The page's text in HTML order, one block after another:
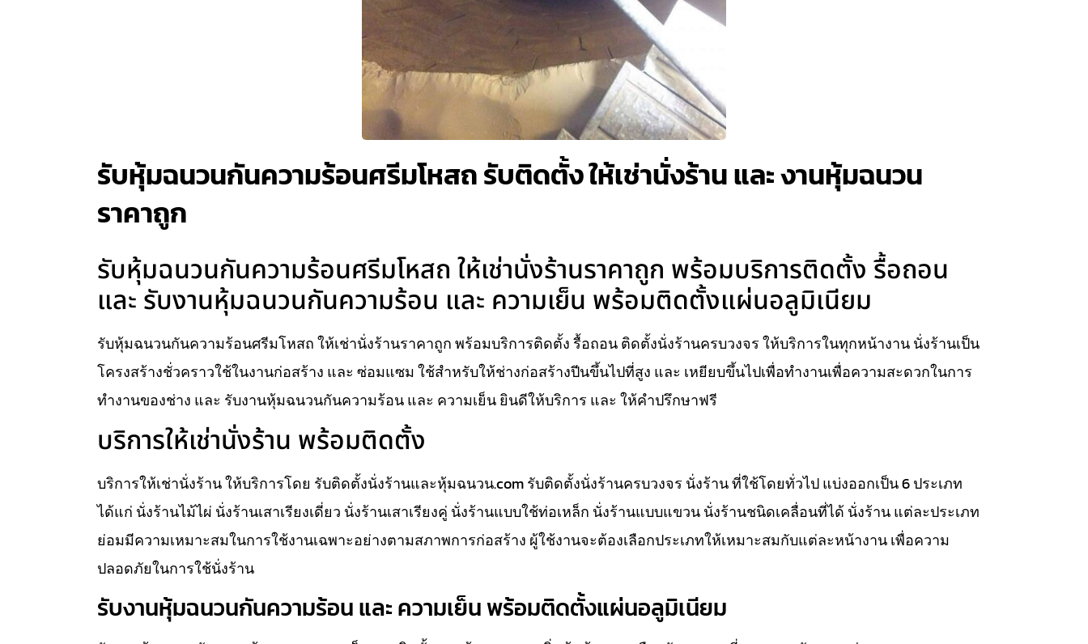
รับหุ้มฉนวนกันความร้อนศรีมโหสถ รับติดตั้ง ให้เช่านั่งร้าน และ งานหุ้มฉนวน
ราคาถูก
รับหุ้มฉนวนกันความร้อนศรีมโหสถ ให้เช่านั่งร้านราคาถูก พร้อมบริการติดตั้ง รื้อถอน
และ รับงานหุ้มฉนวนกันความร้อน และ ความเย็น พร้อมติดตั้งแผ่นอลูมิเนียม
รับหุ้มฉนวนกันความร้อนศรีมโหสถ ให้เช่านั่งร้านราคาถูก พร้อมบริการติดตั้ง รื้อถอน ติดตั้งนั่งร้านครบวงจร ให้บริการในทุกหน้างาน นั่งร้านเป็น
โครงสร้างชั่วคราวใช้ในงานก่อสร้าง และ ซ่อมแซม ใช้สำหรับให้ช่างก่อสร้างปีนขึ้นไปที่สูง และ เหยียบขึ้นไปเพื่อทำงานเพื่อความสะดวกในการ
ทำงานของช่าง และ รับงานหุ้มฉนวนกันความร้อน และ ความเย็น ยินดีให้บริการ และ ให้คำปรึกษาฟรี
บริการให้เช่านั่งร้าน พร้อมติดตั้ง
บริการให้เช่านั่งร้าน ให้บริการโดย รับติดตั้งนั่งร้านและหุ้มฉนวน.com รับติดตั้งนั่งร้านครบวงจร นั่งร้าน ที่ใช้โดยทั่วไป แบ่งออกเป็น 6 ประเภท
ได้แก่ นั่งร้านไม้ไผ่ นั่งร้านเสาเรียงเดี่ยว นั่งร้านเสาเรียงคู่ นั่งร้านแบบใช้ท่อเหล็ก นั่งร้านแบบแขวน นั่งร้านชนิดเคลื่อนที่ได้ นั่งร้าน แต่ละประเภท
ย่อมมีความเหมาะสมในการใช้งานเฉพาะอย่างตามสภาพการก่อสร้าง ผู้ใช้งานจะต้องเลือกประเภทให้เหมาะสมกับแต่ละหน้างาน เพื่อความ
ปลอดภัยในการใช้นั่งร้าน
รับงานหุ้มฉนวนกันความร้อน และ ความเย็น พร้อมติดตั้งแผ่นอลูมิเนียม